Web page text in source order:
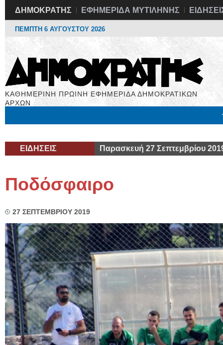
ΔΗΜΟΚΡΑΤΗΣ ΕΦΗΜΕΡΙΔΑ ΜΥΤΙΛΗΝΗΣ
ΠΕΜΠΤΗ 6 ΑΥΓΟΥΣΤΟΥ 2026
ΚΑΘΗΜΕΡΙΝΗ ΠΡΩΙΝΗ ΕΦΗΜΕΡΙΔΑ ΔΗΜΟΚΡΑΤΙΚΩΝ
ΑΡΧΩΝ
ΕΙΔΗΣΕΙΣ Παρασκευή 27 Σεπτεμβρίου
Ποδόσφαιρο
27 ΣΕΠΤΕΜΒΡΙΟΥ 2019